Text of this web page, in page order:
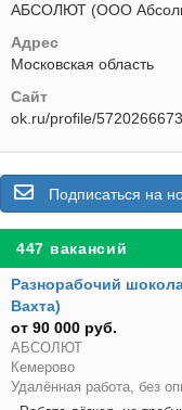
АБСОЛЮТ (ООО
Адрес
Московская область
Сайт
ok.ru/profile/
Подписаться на
447 вакансий
Разнорабочий
Вахта)
от 90 000 руб.
АБСОЛЮТ
Кемерово
Удалённая работа, без